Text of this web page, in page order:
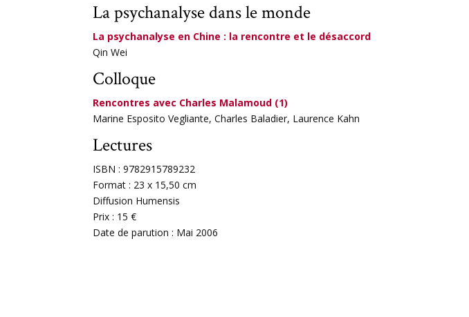
La psychanalyse dans le monde
La psychanalyse en Chine : la rencontre et le désaccord
Qin Wei
Colloque
Rencontres avec Charles Malamoud (1)
Marine Esposito Vegliante, Charles Baladier, Laurence Kahn
Lectures
ISBN : 9782915789232
Format : 23 x 15,50 cm
Diffusion Humensis
Prix : 15 €
Date de parution : Mai 2006